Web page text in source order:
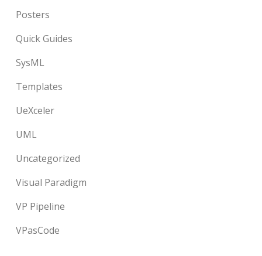
Posters
Quick Guides
SysML
Templates
UeXceler
UML
Uncategorized
Visual Paradigm
VP Pipeline
VPasCode